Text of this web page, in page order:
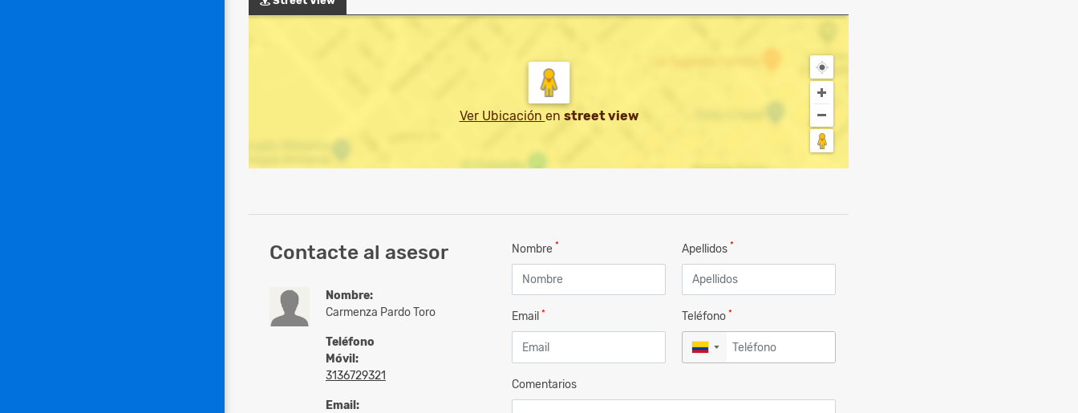
Ver Ubicación en street view
Contacte al asesor
Nombre:
Carmenza Pardo Toro
Teléfono
Móvil:
3136729321
Email:
Nombre * Apellidos *
Email * Teléfono *
▼
Comentarios